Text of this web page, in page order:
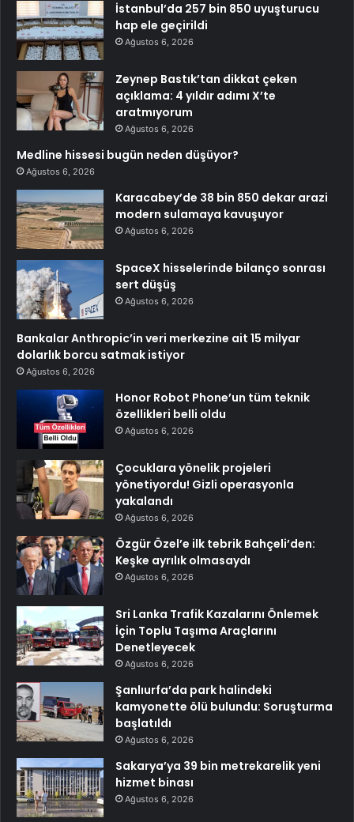
İstanbul’da 257 bin 850 uyuşturucu
hap ele geçirildi
Ağustos 6, 2026
Zeynep Bastık’tan dikkat çeken
açıklama: 4 yıldır adımı X’te
aratmıyorum
Ağustos 6, 2026
Medline hissesi bugün neden düşüyor?
Ağustos 6, 2026
Karacabey’de 38 bin 850 dekar arazi
modern sulamaya kavuşuyor
Ağustos 6, 2026
SpaceX hisselerinde bilanço sonrası
sert düşüş
Ağustos 6, 2026
Bankalar Anthropic’in veri merkezine ait 15 milyar
dolarlık borcu satmak istiyor
Ağustos 6, 2026
Honor Robot Phone’un tüm teknik
özellikleri belli oldu
Ağustos 6, 2026
Çocuklara yönelik projeleri
yönetiyordu! Gizli operasyonla
yakalandı
Ağustos 6, 2026
Özgür Özel’e ilk tebrik Bahçeli’den:
Keşke ayrılık olmasaydı
Ağustos 6, 2026
Sri Lanka Trafik Kazalarını Önlemek
İçin Toplu Taşıma Araçlarını
Denetleyecek
Ağustos 6, 2026
Şanlıurfa’da park halindeki
kamyonette ölü bulundu: Soruşturma
başlatıldı
Ağustos 6, 2026
Sakarya’ya 39 bin metrekarelik yeni
hizmet binası
Ağustos 6, 2026